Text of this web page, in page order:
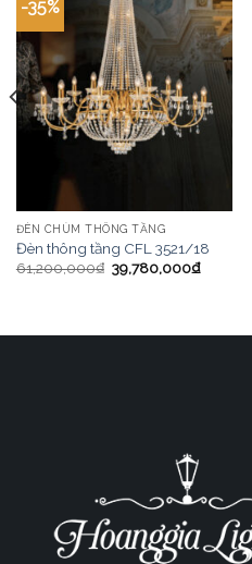
-35%
ĐÈN CHÙM THÔNG TẦNG
Đèn thông tầng CFL 3521/18
61,200,000₫ 39,780,000₫